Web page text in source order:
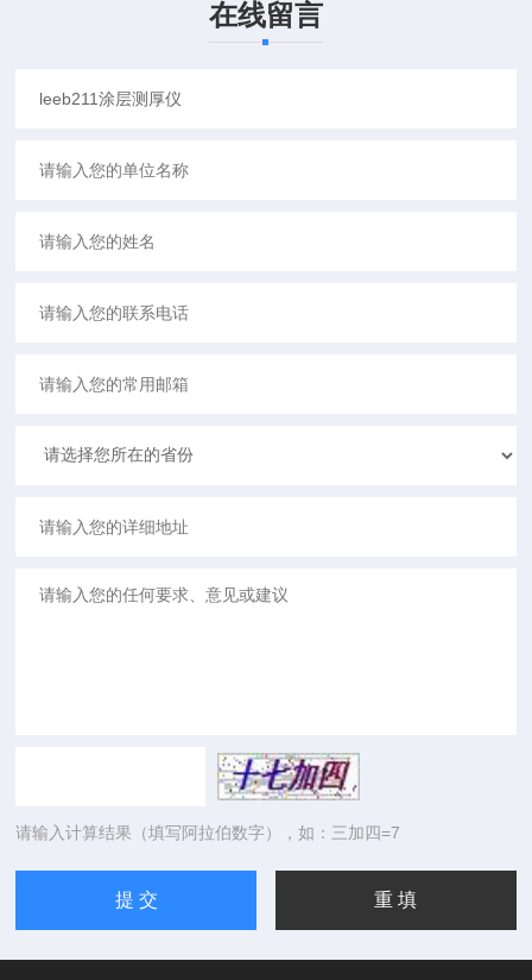
在线留言
请输入计算结果（填写阿拉伯数字），如：三加四=7